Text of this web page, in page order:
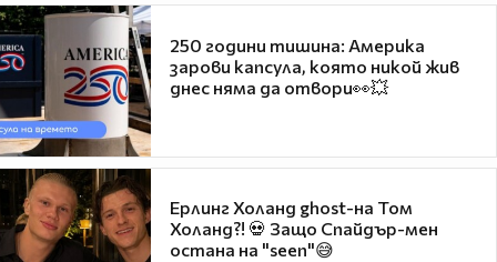
250 години тишина: Америка
зарови капсула, която никой жив
днес няма да отвори👀💥
Ерлинг Холанд ghost-на Том
Холанд?! 💀 Защо Спайдър-мен
остана на "seen"😅